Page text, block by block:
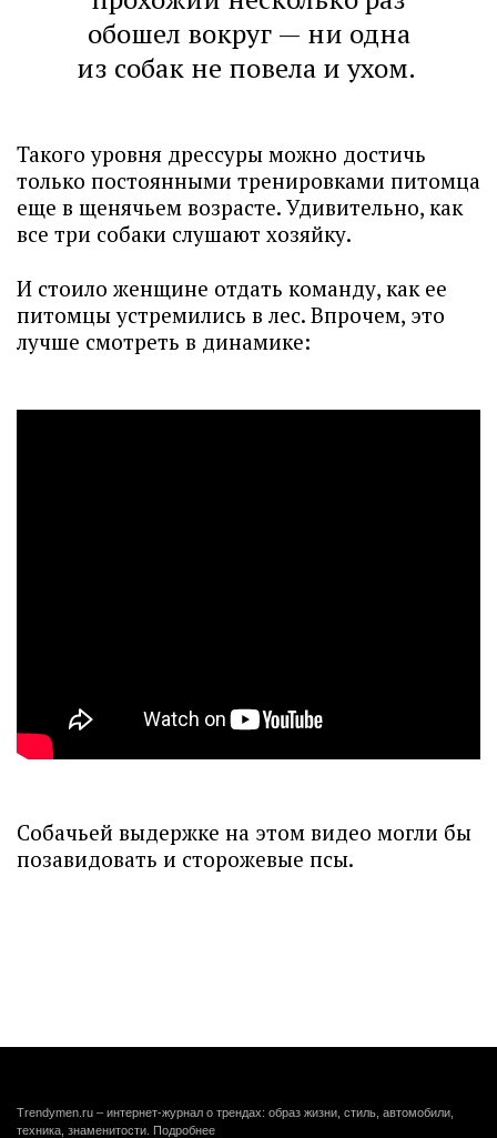
обошел вокруг — ни одна
из собак не повела и ухом.
Такого уровня дрессуры можно достичь
только постоянными тренировками питомца
еще в щенячьем возрасте. Удивительно, как
все три собаки слушают хозяйку.
И стоило женщине отдать команду, как ее
питомцы устремились в лес. Впрочем, это
лучше смотреть в динамике:
Собачьей выдержке на этом видео могли бы
позавидовать и сторожевые псы.
Trendymen.ru – интернет-журнал о трендах: образ жизни, стиль, автомобили,
техника, знаменитости. Подробнее